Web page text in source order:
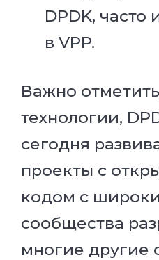
DPDK, часто
в VPP.
Важно
технологии,
сегодня
проекты с
кодом с
сообщества
многие другие